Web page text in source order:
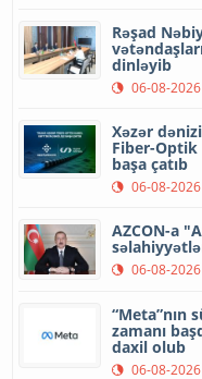
Rəşad
dinləyib
06-08-2026
Xəzər
Fiber-
başa çatıb
06-08-2026
AZCON-a
06-08-2026
“Meta”nın
zamanı
daxil olub
06-08-2026